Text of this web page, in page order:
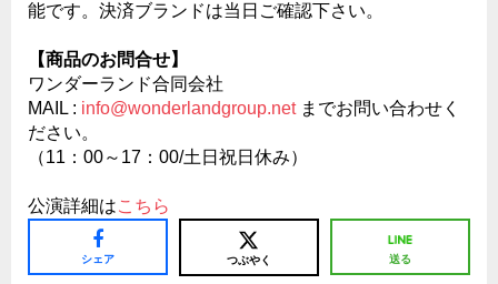
能です。決済ブランドは当日ご確認下さい。
【商品のお問合せ】
ワンダーランド合同会社
MAIL : info@wonderlandgroup.netまでお問い合わせく
ださい。
（11：00～17：00/土日祝日休み）
公演詳細はこちら
シェア つぶやく 送る